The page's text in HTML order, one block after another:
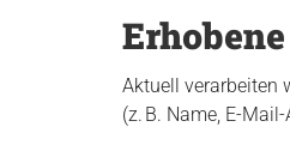
Aktuell verarbeiten
(z. B. Name, E-